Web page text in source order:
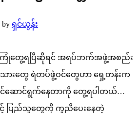
by ရှင်ယွန်း
ကြုံတွေ့ရပြီဆိုရင် အရပ်ဘက်အဖွဲ့အစည်း
းတွေ ရဲတပ်ဖွဲ့ဝင်တွေဟာ ရှေ့တန်းက
ဝင်ဆောင်ရွက်နေတာကို တွေ့ရပါတယ်…
ပြည်သူတွေကို ကူညီပေးနေတဲ့